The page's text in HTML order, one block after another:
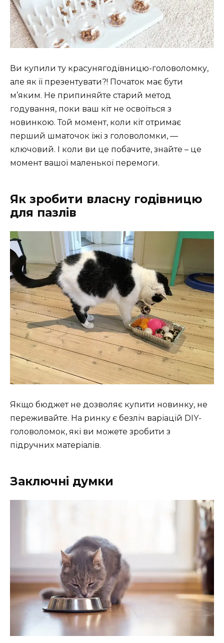
Ви купили ту красунягодівницю-головоломку,
але як її презентувати?! Початок має бути
м’яким. Не припиняйте старий метод
годування, поки ваш кіт не освоїться з
новинкою. Той момент, коли кіт отримає
перший шматочок їжі з головоломки, —
ключовий. І коли ви це побачите, знайте – це
момент вашої маленької перемоги.
Як зробити власну годівницю
для пазлів
Якщо бюджет не дозволяє купити новинку, не
переживайте. На ринку є безліч варіацій DIY-
головоломок, які ви можете зробити з
підручних матеріалів.
Заключні думки